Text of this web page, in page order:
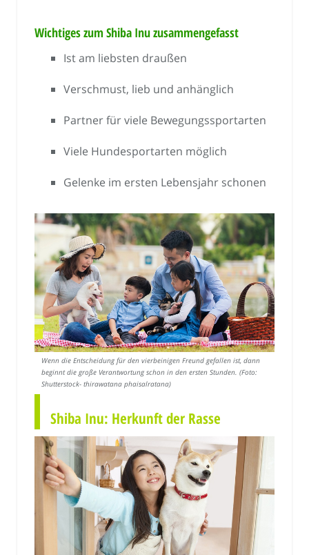
Wichtiges zum Shiba Inu zusammengefasst
Ist am liebsten draußen
Verschmust, lieb und anhänglich
Partner für viele Bewegungssportarten
Viele Hundesportarten möglich
Gelenke im ersten Lebensjahr schonen
Wenn die Entscheidung für den vierbeinigen Freund gefallen ist, dann
beginnt die große Verantwortung schon in den ersten Stunden. (Foto:
Shutterstock- thirawatana phaisalratana)
Shiba Inu: Herkunft der Rasse